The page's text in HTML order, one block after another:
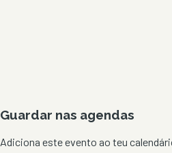
Guardar nas agendas
Adiciona este evento ao teu